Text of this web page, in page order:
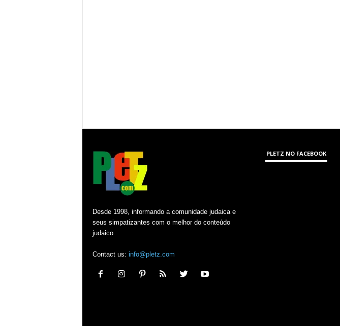
Desde 1998, informando a comunidade judaica e
seus simpatizantes com o melhor do conteúdo
judaico.
Contact us: info@pletz.com
PLETZ NO FACEBOOK